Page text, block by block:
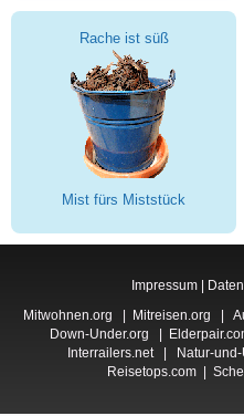
Rache ist süß
Mist fürs Miststück
Impressum
Mitwohnen.org | Mitreisen.org |
Down-Under.org |
Interrailers.net| Natur-
Reisetops.com |